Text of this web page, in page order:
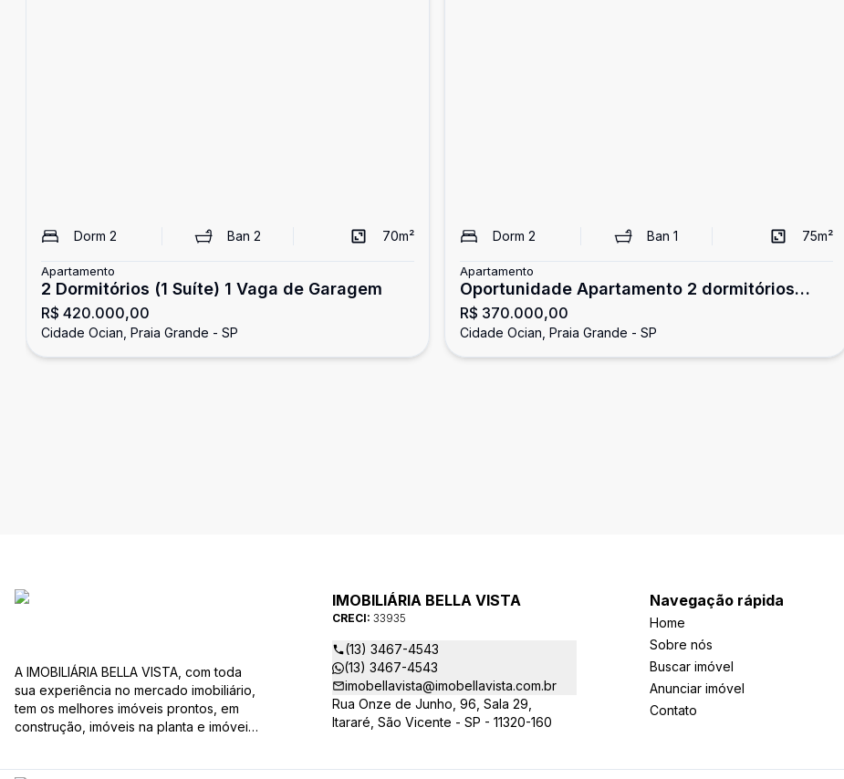
Dorm 2 Ban2 70m²
Apartamento
2 Dormitórios (1 Suíte) 1 Vaga de Garagem
R$ 420.000,00
Cidade Ocian, Praia Grande - SP
Dorm 2 Ban1 75m²
Apartamento
Oportunidade Apartamento 2 dormitórios
com vista ao mar
R$ 370.000,00
Cidade Ocian, Praia Grande - SP
A IMOBILIÁRIA BELLA VISTA, com toda
sua experiência no mercado imobiliário,
tem os melhores imóveis prontos, em
construção, imóveis na planta e imóveis
IMOBILIÁRIA BELLA VISTA
CRECI: 33935
(13) 3467-4543
(13) 3467-4543
imobellavista@imobellavista.com.br
Rua Onze de Junho, 96, Sala 29,
Itararé, São Vicente - SP - 11320-160
Navegação rápida
Home
Sobre nós
Buscar imóvel
Anunciar imóvel
Contato